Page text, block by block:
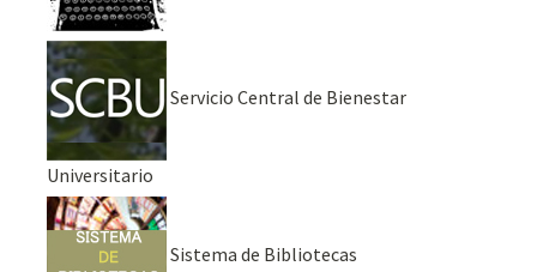
Servicio Central de Bienestar
Universitario
Sistema de Bibliotecas